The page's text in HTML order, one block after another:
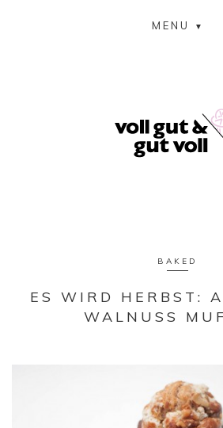
MENU
BAKED
ES WIRD HERBST:
WALNUSS